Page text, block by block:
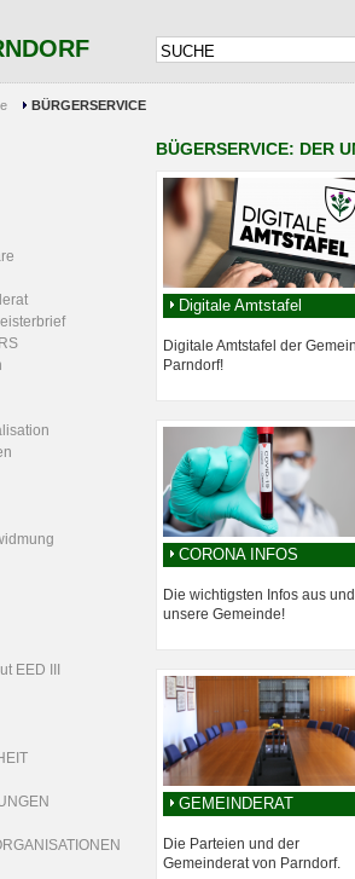
BÜRGERSERVICE
EED III
BÜGERSERVICE: DER
Digitale Amtstafel
Digitale Amtstafel der
Parndorf!
CORONA INFOS
Die wichtigsten Infos aus
unsere Gemeinde!
GEMEINDERAT
Die Parteien und der
Gemeinderat von Parndorf.